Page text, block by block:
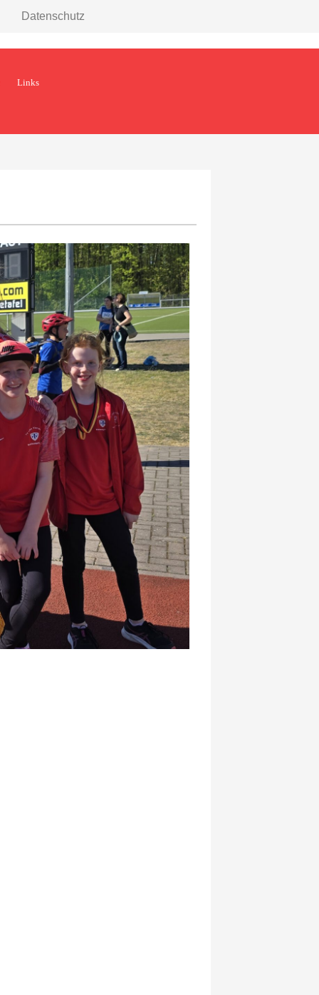
Datenschutz
Links